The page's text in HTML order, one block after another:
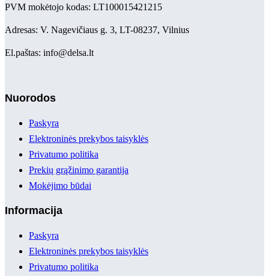
PVM mokėtojo kodas: LT100015421215
Adresas: V. Nagevičiaus g. 3, LT-08237, Vilnius
El.paštas: info@delsa.lt
Nuorodos
Paskyra
Elektroninės prekybos taisyklės
Privatumo politika
Prekių grąžinimo garantija
Mokėjimo būdai
Informacija
Paskyra
Elektroninės prekybos taisyklės
Privatumo politika